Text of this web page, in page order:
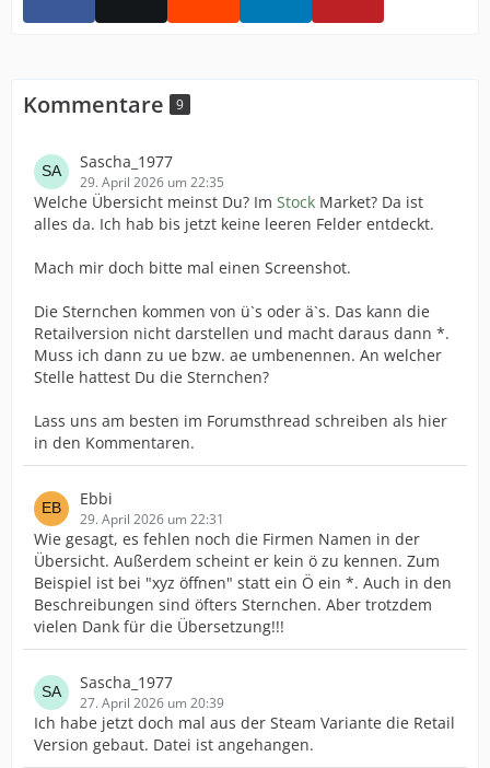
Kommentare 9
Sascha_1977
29. April 2026 um 22:35
Welche Übersicht meinst Du? Im Stock Market? Da ist
alles da. Ich hab bis jetzt keine leeren Felder entdeckt.
Mach mir doch bitte mal einen Screenshot.
Die Sternchen kommen von ü`s oder ä`s. Das kann die
Retailversion nicht darstellen und macht daraus dann *.
Muss ich dann zu ue bzw. ae umbenennen. An welcher
Stelle hattest Du die Sternchen?
Lass uns am besten im Forumsthread schreiben als hier
in den Kommentaren.
Ebbi
29. April 2026 um 22:31
Wie gesagt, es fehlen noch die Firmen Namen in der
Übersicht. Außerdem scheint er kein ö zu kennen. Zum
Beispiel ist bei "xyz öffnen" statt ein Ö ein *. Auch in den
Beschreibungen sind öfters Sternchen. Aber trotzdem
vielen Dank für die Übersetzung!!!
Sascha_1977
27. April 2026 um 20:39
Ich habe jetzt doch mal aus der Steam Variante die Retail
Version gebaut. Datei ist angehangen.